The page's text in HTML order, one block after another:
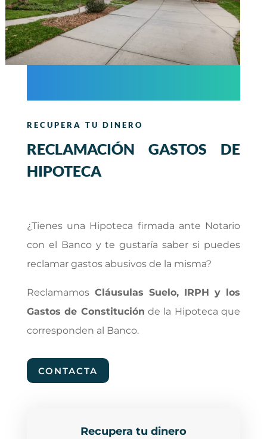
RECUPERA TU DINERO
RECLAMACIÓN GASTOS DE
HIPOTECA
¿Tienes una Hipoteca firmada ante Notario
con el Banco y te gustaría saber si puedes
reclamar gastos abusivos de la misma?
ReclamamosCláusulas Suelo, IRPH y los
Gastos de Constitución de la Hipoteca que
corresponden al Banco.
CONTACTA
Recupera tu dinero